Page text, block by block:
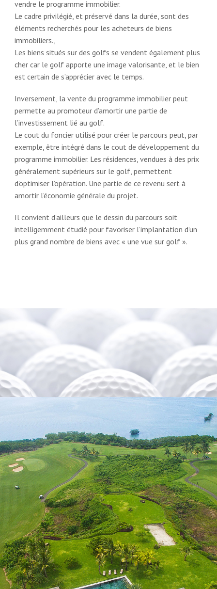
vendre le programme immobilier.
Le cadre privilégié, et préservé dans la durée, sont des
éléments recherchés pour les acheteurs de biens
immobiliers.,
Les biens situés sur des golfs se vendent également plus
cher car le golf apporte une image valorisante, et le bien
est certain de s’apprécier avec le temps.
Inversement, la vente du programme immobilier peut
permette au promoteur d’amortir une partie de
l’investissement lié au golf.
Le cout du foncier utilisé pour créer le parcours peut, par
exemple, être intégré dans le cout de développement du
programme immobilier. Les résidences, vendues à des prix
généralement supérieurs sur le golf, permettent
d’optimiser l’opération. Une partie de ce revenu sert à
amortir l’économie générale du projet.
Il convient d’ailleurs que le dessin du parcours soit
intelligemment étudié pour favoriser l’implantation d’un
plus grand nombre de biens avec « une vue sur golf ».